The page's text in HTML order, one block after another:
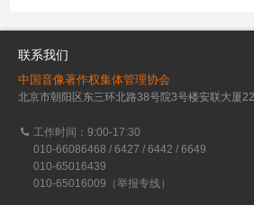
联系我们
中国音像著作权集体管理协会
北京市朝阳区东三环北路38号院3号楼安联大厦
工作时间：9:00-17:30
010-66086468 / 6427 / 6442 / 6649
010-65016439
010-65016009（举报专线）